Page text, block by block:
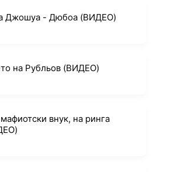
Джошуа - Дюбоа (ВИДЕО)
на Рубльов (ВИДЕО)
внук, на ринга